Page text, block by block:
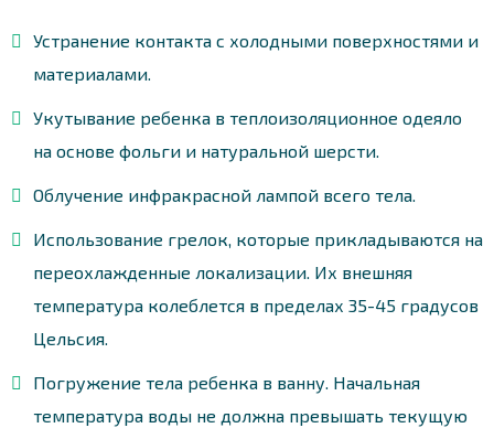
Устранение контакта с холодными поверхностями и
материалами.
Укутывание ребенка в теплоизоляционное одеяло
на основе фольги и натуральной шерсти.
Облучение инфракрасной лампой всего тела.
Использование грелок, которые прикладываются на
переохлажденные локализации. Их внешняя
температура колеблется в пределах 35-45 градусов
Цельсия.
Погружение тела ребенка в ванну. Начальная
температура воды не должна превышать текущую